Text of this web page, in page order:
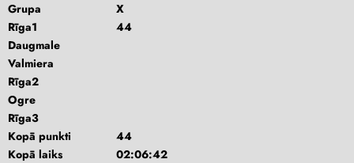
Grupa
X
Rīga1
44
Daugmale
Valmiera
Rīga2
Ogre
Rīga3
Kopā punkti
44
Kopā laiks
02:06:42